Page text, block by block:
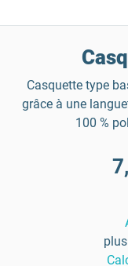
Casquette type
grâce à une
100 %